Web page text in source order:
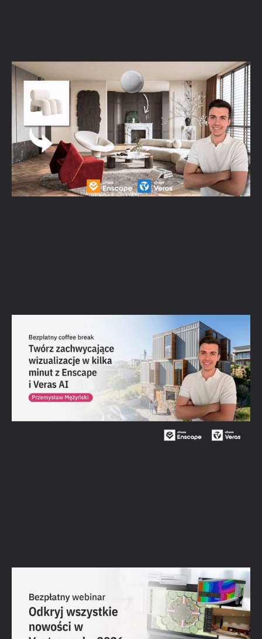
Coffee break: twórz fotorealistyczne
wizualizacje wnętrz w kilka minut z Enscape
i Veras AI
Obejrzyj webinar →
Coffee break: jak tworzyć zachwycające
wizualizacje w kilka minut z Enscape i Veras
AI
Obejrzyj webinar →
Odkryj wszystkie nowości w Vectorworks
2026
Obejrzyj webinar →